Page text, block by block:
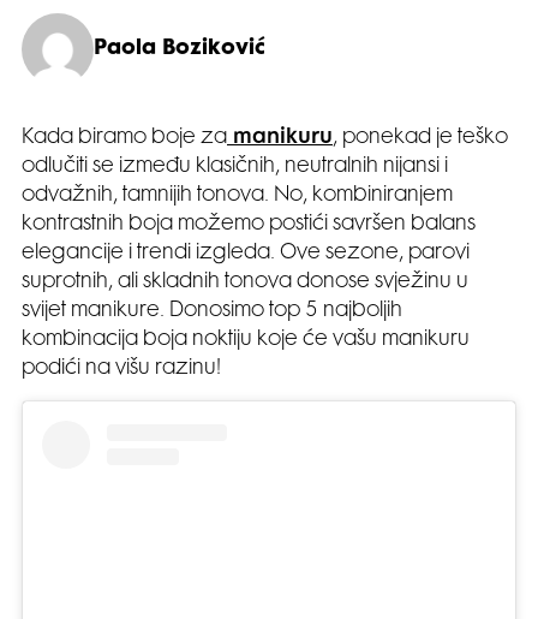
Paola Boziković
Kada biramo boje za manikuru, ponekad je teško
odlučiti se između klasičnih, neutralnih nijansi i
odvažnih, tamnijih tonova. No, kombiniranjem
kontrastnih boja možemo postići savršen balans
elegancije i trendi izgleda. Ove sezone, parovi
suprotnih, ali skladnih tonova donose svježinu u
svijet manikure. Donosimo top 5 najboljih
kombinacija boja noktiju koje će vašu manikuru
podići na višu razinu!